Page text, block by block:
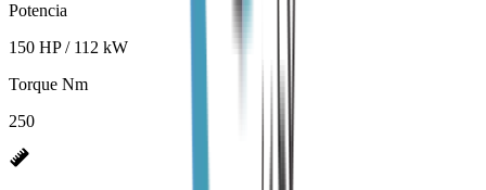
Potencia
150 HP / 112 kW
Torque Nm
250